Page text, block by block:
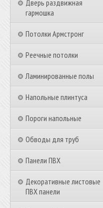
Дверь раздвижная
гармошка
Потолки Армстронг
Реечные потолки
Ламинированные полы
Напольные плинтуса
Пороги напольные
Обводы для труб
Панели ПВХ
Декоративные листовые
ПВХ панели